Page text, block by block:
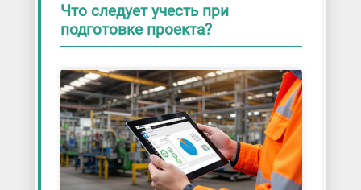
Что следует учесть при
подготовке проекта?